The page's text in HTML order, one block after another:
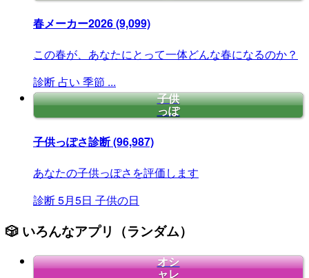
春メーカー2026(9,099)
この春が、あなたにとって一体どんな春になるのか？
診断 占い 季節 ...
子供
っぽ
子供っぽさ診断(96,987)
あなたの子供っぽさを評価します
診断5月5日 子供の日
🎲 いろんなアプリ（ランダム）
オシ
ャレ